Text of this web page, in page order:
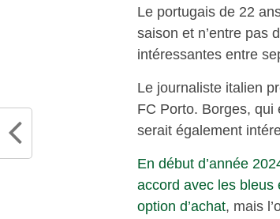
Le portugais de 22
saison et n’entre pas
intéressantes entre
Le journaliste italien
FC Porto. Borges, qui
serait également
En début d’année
accord avec les bleus
option d’achat, mais